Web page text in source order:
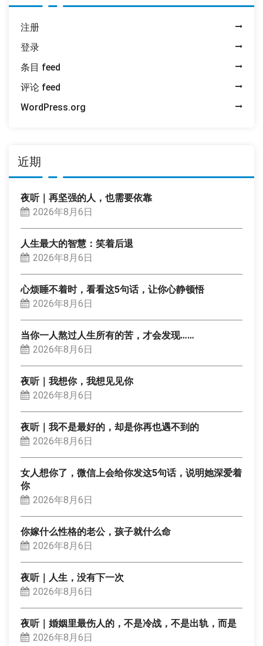
注册
登录
条目 feed
评论 feed
WordPress.org
近期
夜听｜再坚强的人，也需要依靠
2026年8月6日
人生最大的智慧：笑着后退
2026年8月6日
心烦睡不着时，看看这5句话，让你心静顿悟
2026年8月6日
当你一人熬过人生所有的苦，才会发现……
2026年8月6日
夜听｜我想你，我想见见你
2026年8月6日
夜听｜我不是最好的，却是你再也遇不到的
2026年8月6日
女人想你了，微信上会给你发这5句话，说明她深爱着
你
2026年8月6日
你嫁什么性格的老公，孩子就什么命
2026年8月6日
夜听｜人生，没有下一次
2026年8月6日
夜听｜婚姻里最伤人的，不是冷战，不是出轨，而是
2026年8月6日